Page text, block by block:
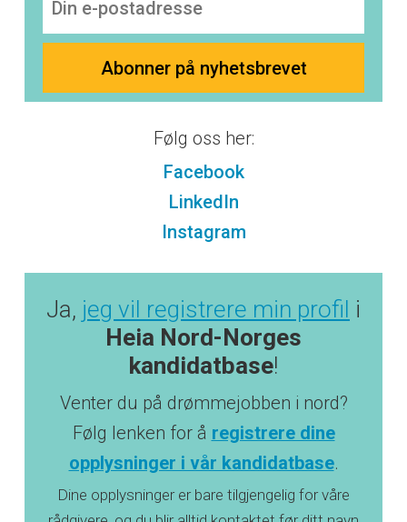
Følg oss her:
Facebook
LinkedIn
Instagram
Ja, jeg vil registrere min profil i
Heia Nord-Norges
kandidatbase!
Venter du på drømmejobben i nord?
Følg lenken for å registrere dine
opplysninger i vår kandidatbase.
Dine opplysninger er bare tilgjengelig for våre